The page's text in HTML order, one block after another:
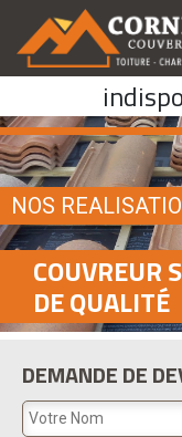
NOS
COUVREUR
DE QUALITÉ
DEMANDE DE